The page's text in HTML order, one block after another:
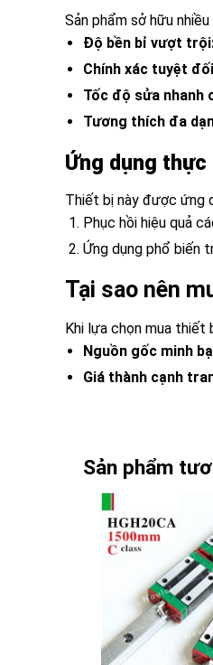
Sản phẩm sở hữu
Độ bền bỉ vượt
Chính xác tuyệt
Tốc độ sửa nhanh
Tương thích đa
Ứng dụng
Thiết bị này được ứng
Phục hồi hiệu quả
Ứng dụng phổ biến
Tại sao nên
Khi lựa chọn mua thiết
Nguồn gốc minh
Giá thành cạnh
Sản phẩm